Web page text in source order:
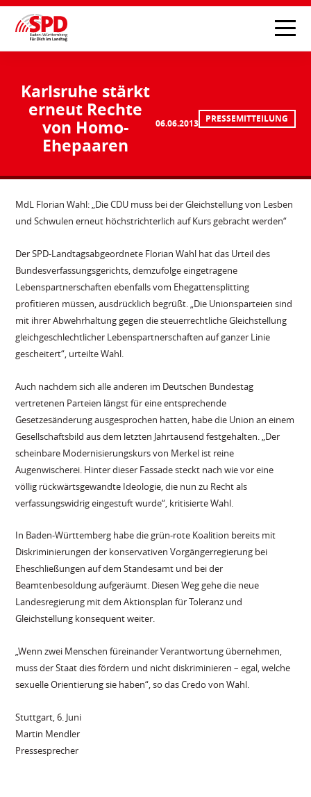
Karlsruhe stärkt
erneut Rechte
von Homo-
Ehepaaren
06.06.2013 PRESSEMITTEILUNG
MdL Florian Wahl: „Die CDU muss bei der Gleichstellung von Lesben
und Schwulen erneut höchstrichterlich auf Kurs gebracht werden“
Der SPD-Landtagsabgeordnete Florian Wahl hat das Urteil des
Bundesverfassungsgerichts, demzufolge eingetragene
Lebenspartnerschaften ebenfalls vom Ehegattensplitting
profitieren müssen, ausdrücklich begrüßt. „Die Unionsparteien sind
mit ihrer Abwehrhaltung gegen die steuerrechtliche Gleichstellung
gleichgeschlechtlicher Lebenspartnerschaften auf ganzer Linie
gescheitert“, urteilte Wahl.
Auch nachdem sich alle anderen im Deutschen Bundestag
vertretenen Parteien längst für eine entsprechende
Gesetzesänderung ausgesprochen hatten, habe die Union an einem
Gesellschaftsbild aus dem letzten Jahrtausend festgehalten. „Der
scheinbare Modernisierungskurs von Merkel ist reine
Augenwischerei. Hinter dieser Fassade steckt nach wie vor eine
völlig rückwärtsgewandte Ideologie, die nun zu Recht als
verfassungswidrig eingestuft wurde“, kritisierte Wahl.
In Baden-Württemberg habe die grün-rote Koalition bereits mit
Diskriminierungen der konservativen Vorgängerregierung bei
Eheschließungen auf dem Standesamt und bei der
Beamtenbesoldung aufgeräumt. Diesen Weg gehe die neue
Landesregierung mit dem Aktionsplan für Toleranz und
Gleichstellung konsequent weiter.
„Wenn zwei Menschen füreinander Verantwortung übernehmen,
muss der Staat dies fördern und nicht diskriminieren – egal, welche
sexuelle Orientierung sie haben“, so das Credo von Wahl.
Stuttgart, 6. Juni
Martin Mendler
Pressesprecher